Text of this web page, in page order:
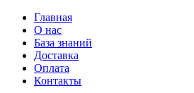
Главная
О нас
База знаний
Доставка
Оплата
Контакты